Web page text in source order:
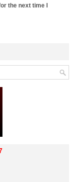
the next time I